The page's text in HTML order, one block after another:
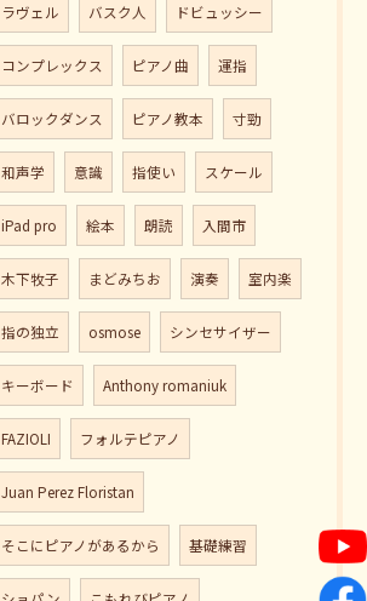
ラヴェル バスク人 ドビュッシー
コンプレックス ピアノ曲 運指
バロックダンス ピアノ教本 寸勁
和声学 意識 指使い スケール
iPad pro 絵本 朗読 入間市
木下牧子 まどみちお 演奏 室内楽
指の独立 osmose シンセサイザー
キーボード Anthony romaniuk
FAZIOLI フォルテピアノ
Juan Perez Floristan
そこにピアノがあるから 基礎練習